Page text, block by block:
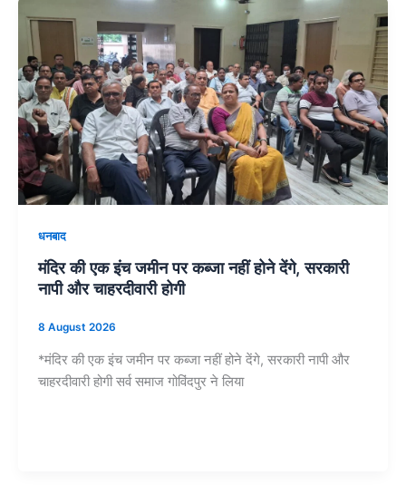
धनबाद
मंदिर की एक इंच जमीन पर कब्जा नहीं होने देंगे, सरकारी
नापी और चाहरदीवारी होगी
8 August 2026
*मंदिर की एक इंच जमीन पर कब्जा नहीं होने देंगे, सरकारी नापी और
चाहरदीवारी होगी सर्व समाज गोविंदपुर ने लिया